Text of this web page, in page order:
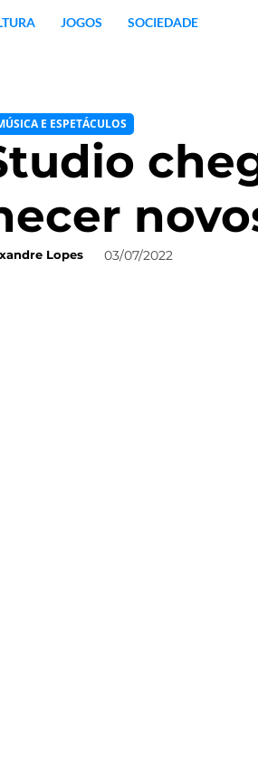
JOGOS SOCIEDADE
E ESPETÁCULOS
Lopes 03/07/2022